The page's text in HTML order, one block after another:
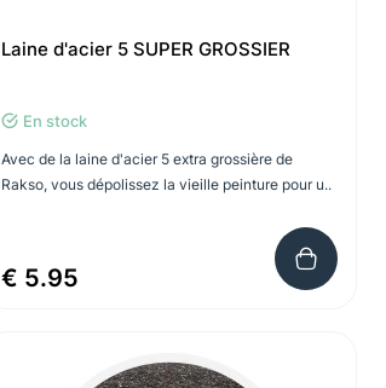
Laine d'acier 5 SUPER GROSSIER
En stock
Avec de la laine d'acier 5 extra grossière de
Rakso, vous dépolissez la vieille peinture pour u..
€ 5.95